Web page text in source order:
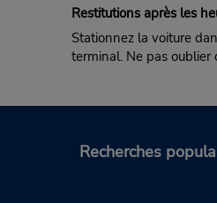
Restitutions après les
Stationnez la voiture
terminal. Ne pas oublier
Recherches